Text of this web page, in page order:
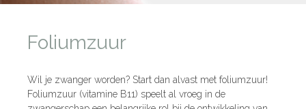
Foliumzuur
Wil je zwanger worden? Start dan alvast met foliumzuur!
Foliumzuur (vitamine B11) speelt al vroeg in de